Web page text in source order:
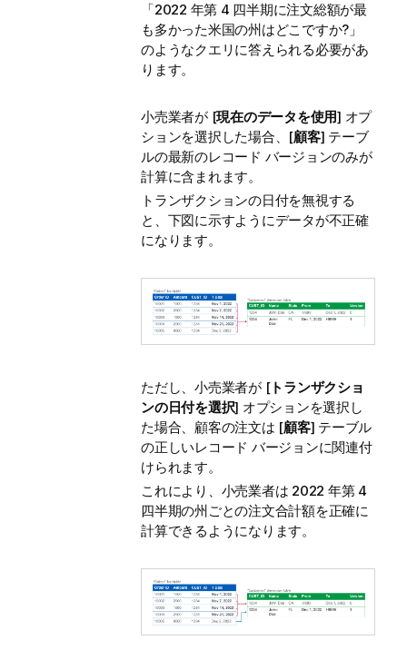
「2022 年第 4 四半期に注文総額が最
も多かった米国の州はどこですか?」
のようなクエリに答えられる必要があ
ります。
小売業者が [現在のデータを使用] オプ
ションを選択した場合、[顧客] テーブ
ルの最新のレコード バージョンのみが
計算に含まれます。
トランザクションの日付を無視する
と、下図に示すようにデータが不正確
になります。
ただし、小売業者が [トランザクショ
ンの日付を選択] オプションを選択し
た場合、顧客の注文は [顧客] テーブル
の正しいレコード バージョンに関連付
けられます。
これにより、小売業者は 2022 年第 4
四半期の州ごとの注文合計額を正確に
計算できるようになります。